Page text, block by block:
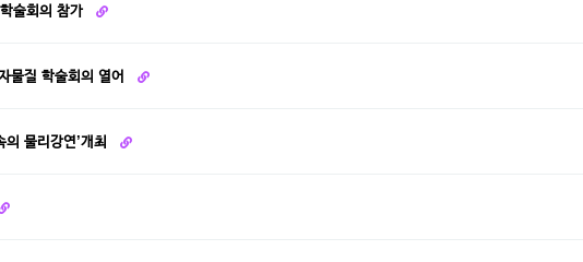
술회의 참가
물질 학술회의 열어
물리강연’개최